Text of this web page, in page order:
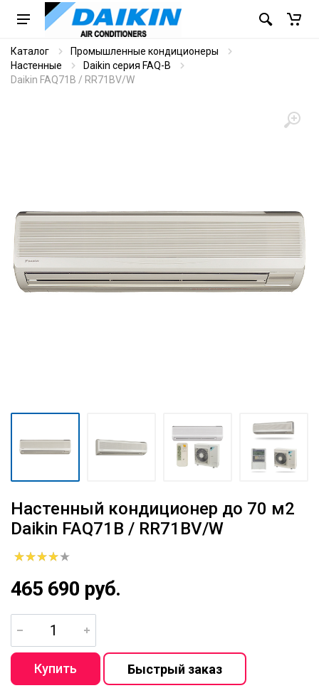
Каталог
Промышленные кондиционеры
Настенные
Daikin серия FAQ-B
Daikin FAQ71B / RR71BV/W
Настенный кондиционер до 70 м2
Daikin FAQ71B / RR71BV/W
465 690 руб.